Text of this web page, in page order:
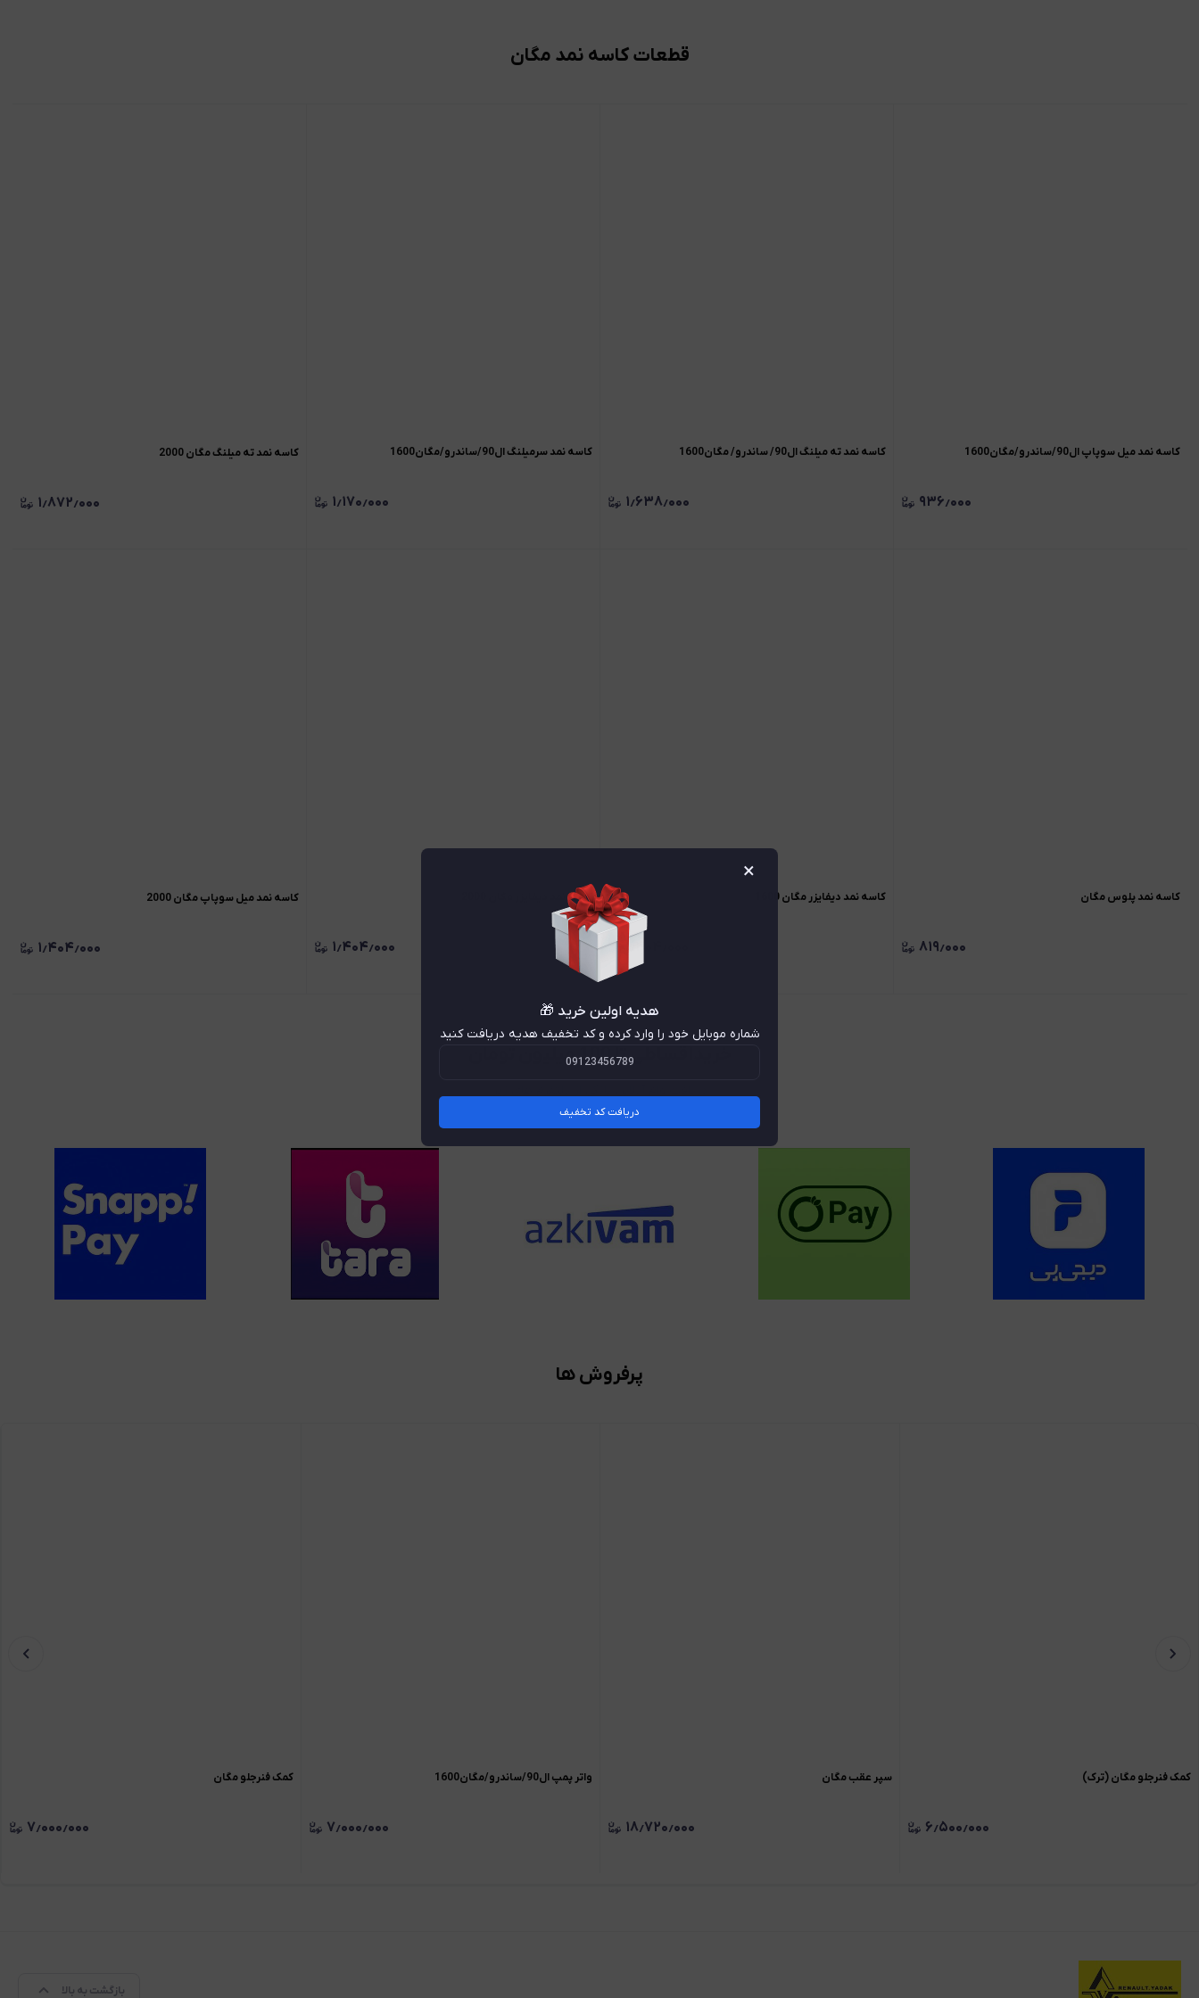
قطعات کاسه نمد مگان
کاسه نمد میل سوپاپ ال90/ساندرو/مگان1600
۹۳۶٫۰۰۰
کاسه نمد ته میلنگ ال90/ ساندرو/ مگان1600
۱٫۶۳۸٫۰۰۰
کاسه نمد سرمیلنگ ال90/ساندرو/مگان1600
۱٫۱۷۰٫۰۰۰
کاسه نمد ته میلنگ مگان 2000
۱٫۸۷۲٫۰۰۰
کاسه نمد پلوس مگان
۸۱۹٫۰۰۰
کاسه نمد دیفایزر مگان 1600
۱٫۴۰۴٫۰۰۰
کاسه نمد دیفایزر مگان 2000
۱٫۴۰۴٫۰۰۰
کاسه نمد میل سوپاپ مگان 2000
۱٫۴۰۴٫۰۰۰
خریداقساطی تا 100 میلیون تومان
پرفروش ها
کمک فنرجلو مگان (ترک)
۶٫۵۰۰٫۰۰۰
سپر عقب مگان
۱۸٫۷۲۰٫۰۰۰
واتر پمپ ال90/ساندرو/مگان1600
۷٫۰۰۰٫۰۰۰
کمک فنرجلو مگان
۷٫۰۰۰٫۰۰۰
بازگشت به بالا
×
هدیه اولین خرید 🎁
شماره موبایل خود را وارد کرده و کد تخفیف هدیه دریافت کنید
دریافت کد تخفیف